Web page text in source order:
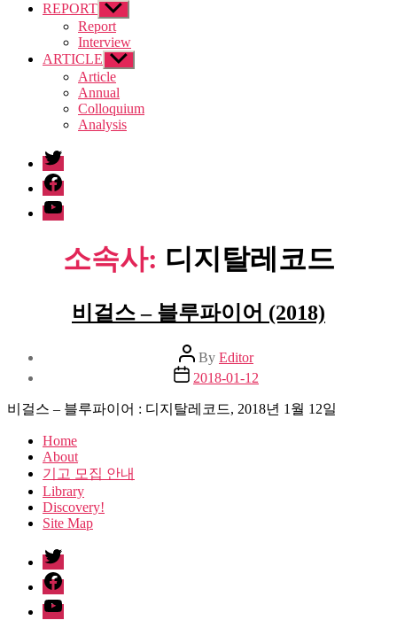
REPORT Show
sub
menu
Report
Interview
ARTICLE Show
sub
menu
Article
Annual
Colloquium
Analysis
twitter
facebook
Youtube
소속사: 디지탈레코드
비걸스 – 블루파이어 (2018)
Post
author
By Editor
Post
date
2018-01-12
비걸스 – 블루파이어 : 디지탈레코드, 2018년 1월 12일
Home
About
기고 모집 안내
Library
Discovery!
Site Map
twitter
facebook
Youtube